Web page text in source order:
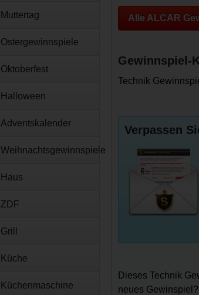
Alle ALCAR
Gewinnspiel-
Technik
Verpassen
Dieses Technik
neues
Muttertag
Ostergewinnspiele
Oktoberfest
Halloween
Adventskalender
Weihnachtsgewinnspiele
Haus
ZDF
Grill
Küche
Küchenmaschine